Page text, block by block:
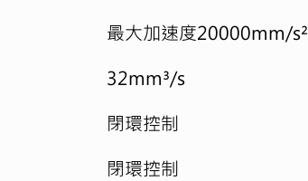
最大加速度20000mm/s²
32mm³/s
閉環控制
閉環控制